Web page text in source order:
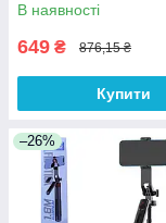
В наявності
649 ₴ 876,15 ₴
Купити
–26%